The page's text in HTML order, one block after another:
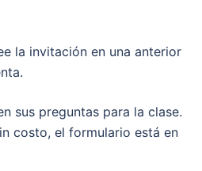
la invitación en una anterior
sus preguntas para la clase.
costo, el formulario está en